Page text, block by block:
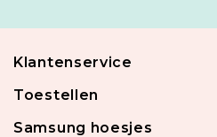
Klantenservice
Toestellen
Samsung hoesjes